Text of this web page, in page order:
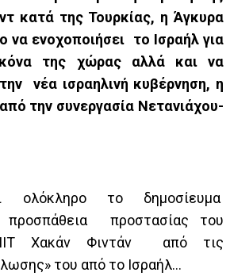
κατά της Τουρκίας, η Άγκυρα
να ενοχοποιήσει το Ισραήλ για
της χώρας αλλά και να
νέα ισραηλινή κυβέρνηση, η
την συνεργασία Νετανιάχου-
ολόκληρο το δημοσίευμα
προσπάθεια προστασίας του
Χακάν Φιντάν από τις
του από το Ισραήλ…